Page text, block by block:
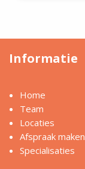
Informatie
Home
Team
Locaties
Afspraak maken
Specialisaties